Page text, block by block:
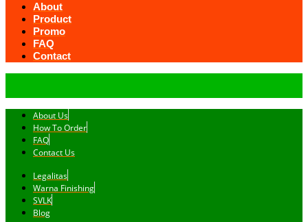
About
Product
Promo
FAQ
Contact
About Us
How To Order
FAQ
Contact Us
Legalitas
Warna Finishing
SVLK
Blog